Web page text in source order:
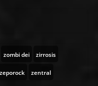
zombi dei zirrosis
zeporock zentral